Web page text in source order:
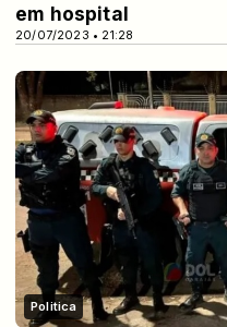
20/07/2023 • 21:28
em hospital
Politica